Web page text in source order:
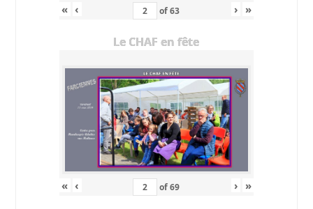
« ‹ of63 › »
Le CHAF en fête
« ‹ of69 › »